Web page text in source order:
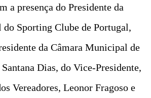
a presença do Presidente da
do Sporting Clube de Portugal,
da Câmara Municipal de
Dias, do Vice-Presidente,
Vereadores, Leonor Fragoso e